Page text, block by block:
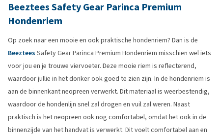
Beeztees Safety Gear Parinca Premium
Hondenriem
Op zoek naar een mooie en ook praktische hondenriem? Dan is de
Beeztees Safety Gear Parinca Premium Hondenriem misschien wel iets
voor jou en je trouwe viervoeter. Deze mooie riem is reflecterend,
waardoor jullie in het donker ook goed te zien zijn. In de hondenriem is
aan de binnenkant neopreen verwerkt. Dit materiaal is weerbestendig,
waardoor de hondenlijn snel zal drogen en vuil zal weren. Naast
praktisch is het neopreen ook nog comfortabel, omdat het ook in de
binnenzijde van het handvat is verwerkt. Dit voelt comfortabel aan en